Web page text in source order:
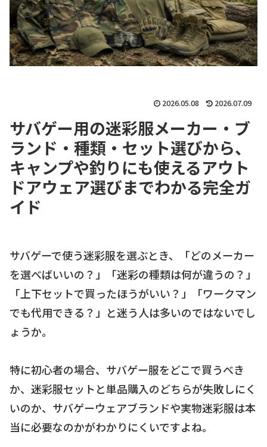
2026.05.08 2026.07.09
サバゲー用の迷彩服メーカー・ブ
ランド・種類・セット選びから、
キャンプや釣りにも使えるアウト
ドアウェア選びまでわかる完全ガ
イド
サバゲーで使う迷彩服を選ぶとき、「どのメーカー
を選べばいいの？」「迷彩の種類は何が違うの？」
「上下セットで買ったほうがいい？」「ワークマン
でも代用できる？」と迷う人は多いのではないでし
ょうか。
特に初心者の場合、サバゲー服をどこで買うべき
か、迷彩服セットと単品購入のどちらが失敗しにく
いのか、サバゲーウェアブランドや実物迷彩服は本
当に必要なのかがわかりにくいですよね。